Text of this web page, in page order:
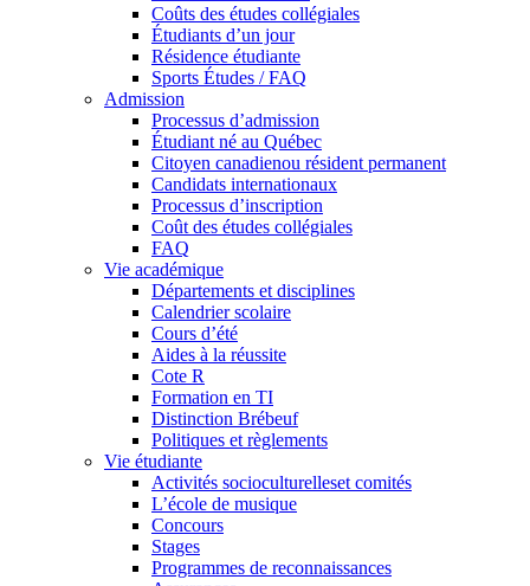
Coûts des études collégiales
Étudiants d’un jour
Résidence étudiante
Sports Études / FAQ
Admission
Processus d’admission
Étudiant né au Québec
Citoyen canadienou résident permanent
Candidats internationaux
Processus d’inscription
Coût des études collégiales
FAQ
Vie académique
Départements et disciplines
Calendrier scolaire
Cours d’été
Aides à la réussite
Cote R
Formation en TI
Distinction Brébeuf
Politiques et règlements
Vie étudiante
Activités socioculturelleset comités
L’école de musique
Concours
Stages
Programmes de reconnaissances